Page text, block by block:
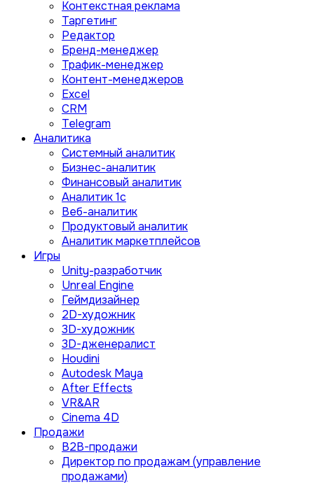
Контекстная реклама
Таргетинг
Редактор
Бренд-менеджер
Трафик-менеджер
Контент-менеджеров
Excel
CRM
Telegram
Аналитика
Системный аналитик
Бизнес-аналитик
Финансовый аналитик
Aналитик 1с
Веб-аналитик
Продуктовый аналитик
Аналитик маркетплейсов
Игры
Unity-разработчик
Unreal Engine
Геймдизайнер
2D-художник
3D-художник
3D-дженералист
Houdini
Autodesk Maya
After Effects
VR&AR
Cinema 4D
Продажи
B2B-продажи
Директор по продажам (управление
продажами)